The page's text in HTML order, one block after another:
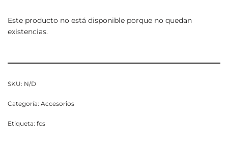
Este producto no está disponible porque no quedan
existencias.
SKU: N/D
Categoría: Accesorios
Etiqueta: fcs